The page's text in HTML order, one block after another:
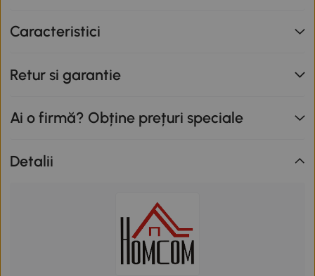
Caracteristici
Retur si garantie
Ai o firmă? Obține prețuri speciale
Detalii